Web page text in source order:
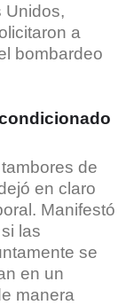
Unidos,
a
bombardeo
de
en claro
Manifestó
las
se
en un
manera